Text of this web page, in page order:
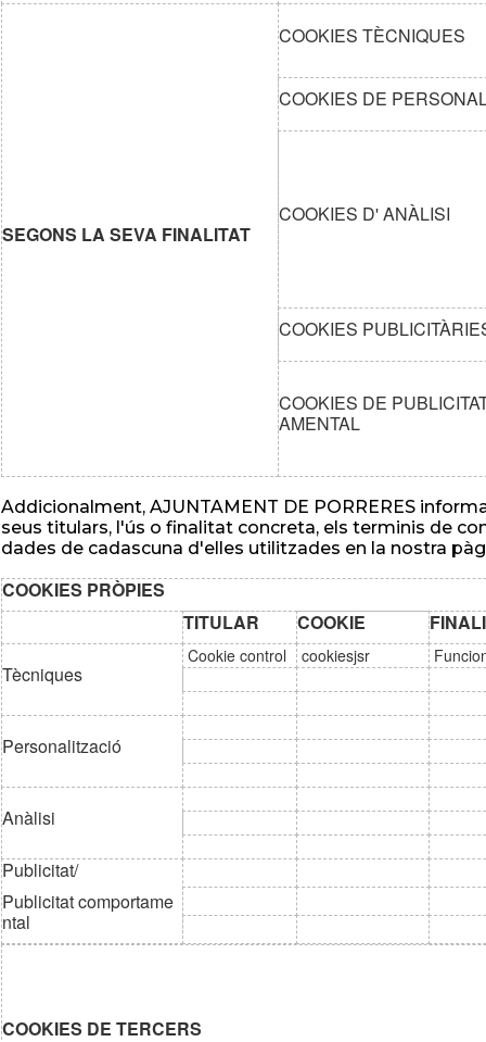
SEGONS LA SEVA FINALITAT
COOKIES TÈCNIQUES
COOKIES DE
COOKIES D' ANÀLISI
COOKIES
COOKIES DE
AMENTAL
Addicionalment, AJUNTAMENT DE PORRERES
seus titulars, l'ús o finalitat concreta, els terminis de
dades de cadascuna d'elles utilitzades en la nostra
COOKIES PRÒPIES
TITULAR
COOKIE
Tècniques
Cookie control cookiesjsr
Personalització
Anàlisi
Publicitat/
Publicitat comportame
ntal
COOKIES DE TERCERS